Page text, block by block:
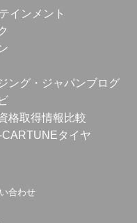
インメント
ング・ジャパンブログ
格取得情報比較
CARTUNEタイヤ
合わせ